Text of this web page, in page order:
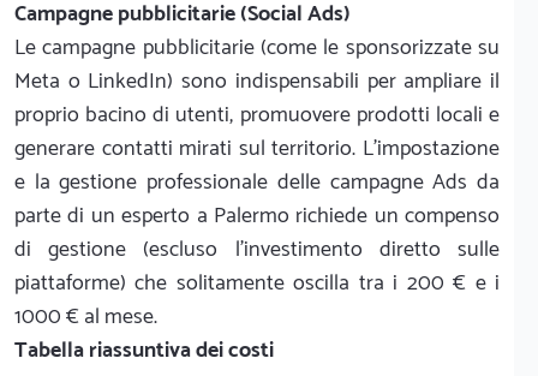
Campagne pubblicitarie (Social Ads)
Le campagne pubblicitarie (come le sponsorizzate su
Meta o LinkedIn) sono indispensabili per ampliare il
proprio bacino di utenti, promuovere prodotti locali e
generare contatti mirati sul territorio. L'impostazione
e la gestione professionale delle campagne Ads da
parte di un esperto a Palermo richiede un compenso
di gestione (escluso l'investimento diretto sulle
piattaforme) che solitamente oscilla tra i 200 € e i
1000 € al mese.
Tabella riassuntiva dei costi